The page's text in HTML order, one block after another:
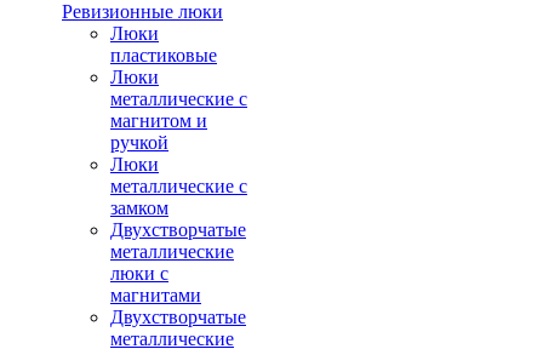
Ревизионные люки
Люки
пластиковые
Люки
металлические с
магнитом и
ручкой
Люки
металлические с
замком
Двухстворчатые
металлические
люки с
магнитами
Двухстворчатые
металлические